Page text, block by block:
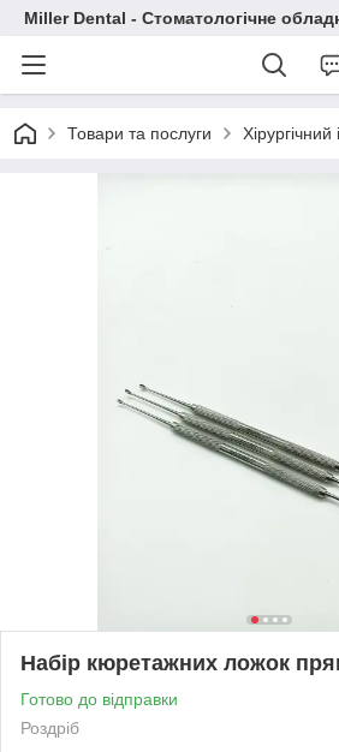
Miller Dental - Стоматологічне
Товари та послуги Хірургічний
Набір кюретажних ложок
Готово до відправки
Роздріб